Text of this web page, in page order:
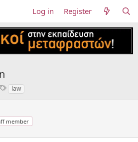
Log in Register
Tlaw
member